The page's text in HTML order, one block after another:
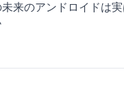
未来のアンドロイドは